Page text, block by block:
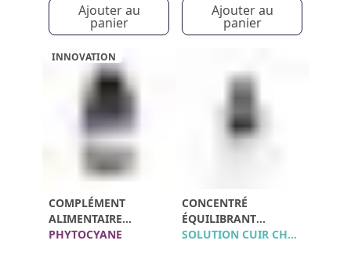
Ajouter au
panier
Ajouter au
panier
INNOVATION
COMPLÉMENT
ALIMENTAIRE
ANTICHUTE
PHYTOCYANE
CONCENTRÉ
ÉQUILIBRANT
POLLEINE
SOLUTION CUIR CHEVELU